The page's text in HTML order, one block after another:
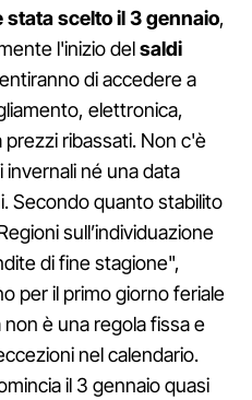
scelto il 3 gennaio,
l'inizio delsaldi
di accedere a
elettronica,
ribassati. Non c'è
invernali né una data
Secondo quanto stabilito
sull’individuazione
di fine stagione",
per il primo giorno feriale
è una regola fissa e
nel calendario.
il 3 gennaio quasi